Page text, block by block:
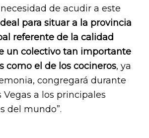
de acudir a este
para situar a la provincia
referente de la calidad
un colectivo tan importante
como el de los cocineros, ya
congregará durante
Vegas a los principales
del mundo”.